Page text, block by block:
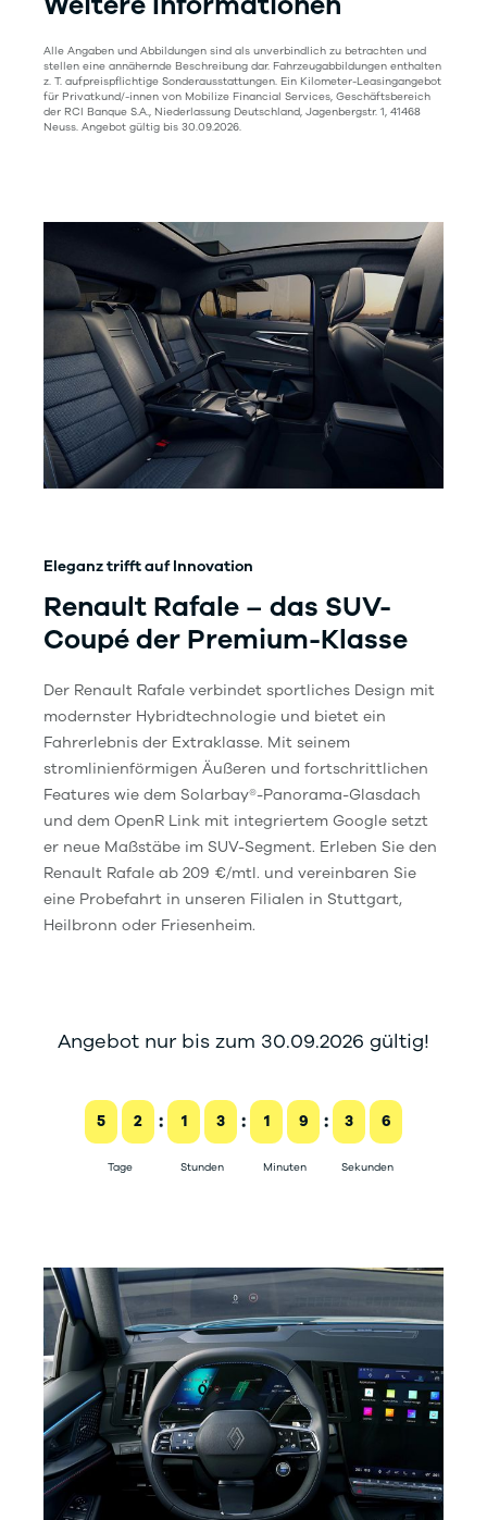
Alle Angaben und Abbildungen sind als unverbindlich zu betrachten und
stellen eine annähernde Beschreibung dar. Fahrzeugabbildungen enthalten
z. T. aufpreispflichtige Sonderausstattungen. Ein Kilometer-Leasingangebot
für Privatkund/-innen von Mobilize Financial Services, Geschäftsbereich
der RCI Banque S.A., Niederlassung Deutschland, Jagenbergstr. 1, 41468
Neuss. Angebot gültig bis 30.09.2026.
Eleganz trifft auf Innovation
Renault Rafale – das SUV-
Coupé der Premium-Klasse
Der Renault Rafale verbindet sportliches Design mit
modernster Hybridtechnologie und bietet ein
Fahrerlebnis der Extraklasse. Mit seinem
stromlinienförmigen Äußeren und fortschrittlichen
Features wie dem Solarbay®-Panorama-Glasdach
und dem OpenR Link mit integriertem Google setzt
er neue Maßstäbe im SUV-Segment. Erleben Sie den
Renault Rafale ab 209 €/mtl. und vereinbaren Sie
eine Probefahrt in unseren Filialen in Stuttgart,
Heilbronn oder Friesenheim.
Angebot nur bis zum 30.09.2026 gültig!
5 2
Tage
: 1 3
Stunden
: 1 9
Minuten
: 3 5
Sekunden